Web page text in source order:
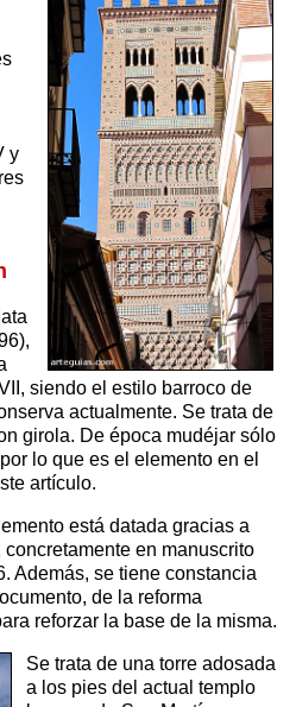
y
siendo el estilo barroco de
actualmente. Se trata de
girola. De época mudéjar sólo
lo que es el elemento en el
artículo.
está datada gracias a
en manuscrito
Además, se tiene constancia
de la reforma
reforzar la base de la misma.
Se trata de una torre adosada
a los pies del actual templo